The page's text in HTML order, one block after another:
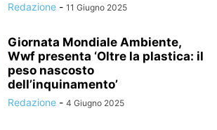
Redazione - 11 Giugno 2025
Giornata Mondiale Ambiente,
Wwf presenta ‘Oltre la plastica: il
peso nascosto
dell’inquinamento’
Redazione - 4 Giugno 2025